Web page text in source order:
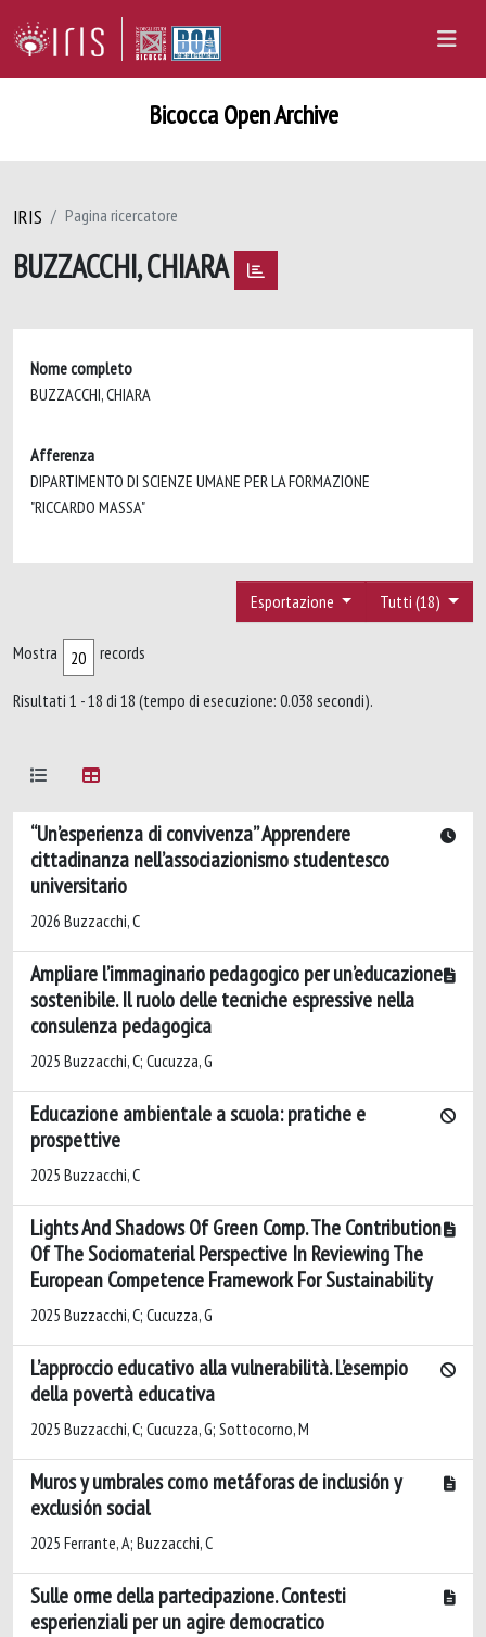
Bicocca Open Archive
IRIS Pagina ricercatore
BUZZACCHI, CHIARA
Nome completo
BUZZACCHI, CHIARA
Afferenza
DIPARTIMENTO DI SCIENZE UMANE PER LA FORMAZIONE
"RICCARDO MASSA"
Tutti (18)
Esportazione
Mostra records
Risultati 1 - 18 di 18 (tempo di esecuzione: 0.038 secondi).
“Un’esperienza di convivenza” Apprendere
cittadinanza nell’associazionismo studentesco
universitario
2026 Buzzacchi, C
Ampliare l’immaginario pedagogico per un’educazione
sostenibile. Il ruolo delle tecniche espressive nella
consulenza pedagogica
2025 Buzzacchi, C; Cucuzza, G
Educazione ambientale a scuola: pratiche e
prospettive
2025 Buzzacchi, C
Lights And Shadows Of Green Comp. The Contribution
Of The Sociomaterial Perspective In Reviewing The
European Competence Framework For Sustainability
2025 Buzzacchi, C; Cucuzza, G
L’approccio educativo alla vulnerabilità. L’esempio
della povertà educativa
2025 Buzzacchi, C; Cucuzza, G; Sottocorno, M
Muros y umbrales como metáforas de inclusión y
exclusión social
2025 Ferrante, A; Buzzacchi, C
Sulle orme della partecipazione. Contesti
esperienziali per un agire democratico